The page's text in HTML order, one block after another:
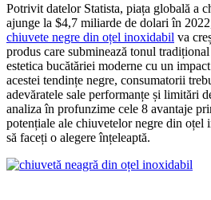
Potrivit datelor Statista, piața globală a
ajunge la $4,7 miliarde de dolari în
chiuvete negre din oțel inoxidabil va
produs care subminează tonul
estetica bucătăriei moderne cu un
acestei tendințe negre, consumatorii
adevăratele sale performanțe și limitări
analiza în profunzime cele 8 avantaje
potențiale ale chiuvetelor negre din oțel
să faceți o alegere înțeleaptă.